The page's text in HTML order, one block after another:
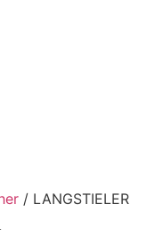
/ LANGSTIELER